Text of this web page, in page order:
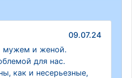
09.07.24
мужем и женой.
для нас.
как и несерьезные,